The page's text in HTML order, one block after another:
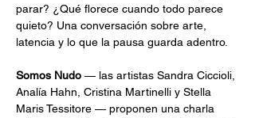
parar? ¿Qué florece cuando todo parece
quieto? Una conversación sobre arte,
latencia y lo que la pausa guarda adentro.
Somos Nudo — las artistas Sandra Ciccioli,
Analía Hahn, Cristina Martinelli y Stella
Maris Tessitore — proponen una charla